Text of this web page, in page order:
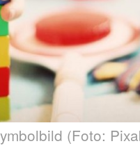
(Foto: